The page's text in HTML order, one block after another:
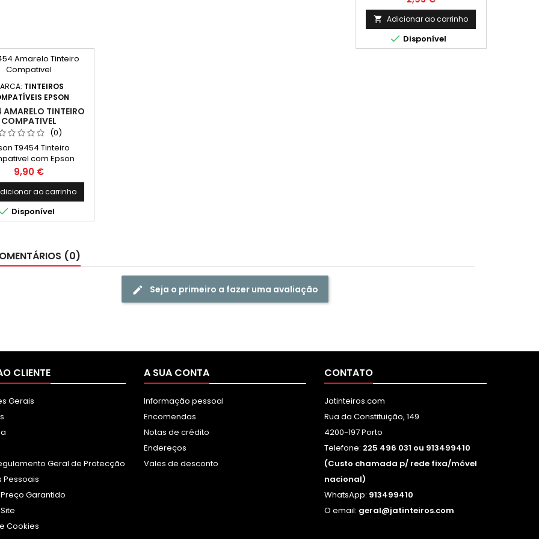
 Adicionar ao carrinho
 Disponível
TINTEIROS
EPSON
TINTEIRO
COMPATIVEL
(0)
T9454 Tinteiro
com Epson
Amarelo
5.000 Páginas
Preço
9,90 €
ao carrinho
 Disponível
(0)
Seja o primeiro a fazer uma avaliação
CLIENTE
Gerais
Geral de Protecção
Pessoais
Garantido
Cookies
A SUA CONTA
Informação pessoal
Encomendas
Notas de crédito
Endereços
Vales de desconto
CONTATO
Jatinteiros.com
Rua da Constituição, 149
4200-197 Porto
Telefone: 225 496 031 ou 913499410
(Custo chamada p/ rede fixa/móvel
nacional)
WhatsApp: 913499410
O email: geral@jatinteiros.com